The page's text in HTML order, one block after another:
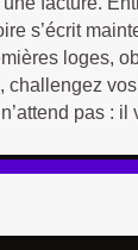
s’écrit
loges,
challengez
pas : il